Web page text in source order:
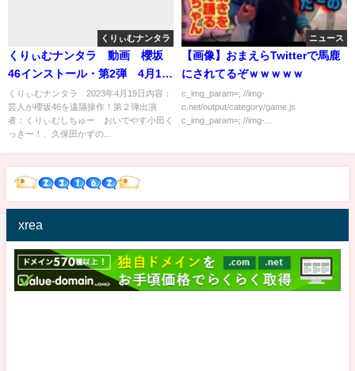
くりぃむナンタラ
くりぃむナンタラ 動画 櫻坂
46インストール・第2弾 4月19
日
くりぃむナンタラ 2023年4月19日内容：
芸人が櫻坂46を遠隔操作！第２弾出演
者：くりぃむしちゅー おいでやす小田く
っきー！、久保田かずの...
ニュース
【画像】おまえらTwitterで馬鹿
にされてるぞｗｗｗｗｗ
c_img_param=; //img-
c.net/output/category/game.js
c_img_param=; //img-...
xrea